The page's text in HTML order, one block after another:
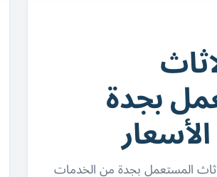
بجدة
المستعمل بجدة من الخدمات